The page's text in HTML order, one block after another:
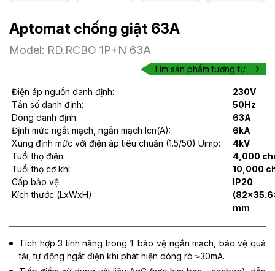
Aptomat chống giật 63A
Model: RD.RCBO 1P+N 63A
Tìm sản phẩm tương tự
Điện áp nguồn danh định:
230V
Tần số danh định:
50Hz
Dòng danh định:
63A
Định mức ngắt mạch, ngắn mạch Icn(A):
6kA
Xung định mức với điện áp tiêu chuẩn (1.5/50) Uimp:
4kV
Tuổi thọ điện:
4,000
Tuổi thọ cơ khí:
10,000
Cấp bảo vệ:
IP20
Kích thước (LxWxH):
mm
Tích hợp 3 tính năng trong 1: bảo vệ ngắn mạch, bảo vệ quá
tải, tự động ngắt điện khi phát hiện dòng rò ≥30mA.